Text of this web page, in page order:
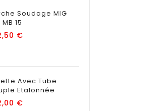
Soudage MIG
MB 15
€
Avec Tube
Etalonnée
€